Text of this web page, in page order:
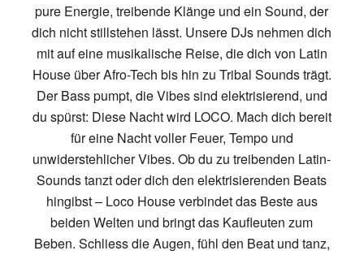
pure Energie, treibende Klänge und ein Sound, der
dich nicht stillstehen lässt. Unsere DJs nehmen dich
mit auf eine musikalische Reise, die dich von Latin
House über Afro-Tech bis hin zu Tribal Sounds trägt.
Der Bass pumpt, die Vibes sind elektrisierend, und
du spürst: Diese Nacht wird LOCO. Mach dich bereit
für eine Nacht voller Feuer, Tempo und
unwiderstehlicher Vibes. Ob du zu treibenden Latin-
Sounds tanzt oder dich den elektrisierenden Beats
hingibst – Loco House verbindet das Beste aus
beiden Welten und bringt das Kaufleuten zum
Beben. Schliess die Augen, fühl den Beat und tanz,